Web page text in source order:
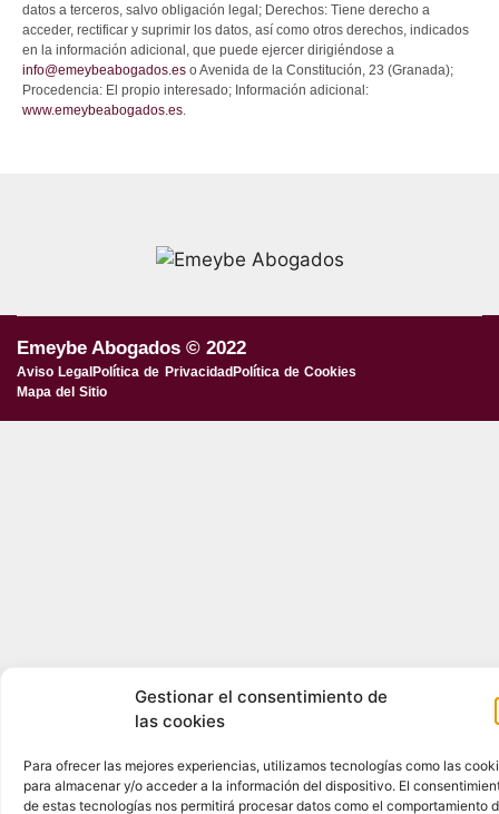
Gestionar el consentimiento de
las cookies
Para ofrecer las mejores experiencias, utilizamos tecnologías como las
para almacenar y/o acceder a la información del dispositivo. El
de estas tecnologías nos permitirá procesar datos como el comportamiento
datos a terceros, salvo obligación legal; Derechos: Tiene derecho a
acceder, rectificar y suprimir los datos, así como otros derechos, indicados
en la información adicional, que puede ejercer dirigiéndose a
info@emeybeabogados.es o Avenida de la Constitución, 23 (Granada);
Procedencia: El propio interesado; Información adicional:
www.emeybeabogados.es
Emeybe Abogados © 2022
Aviso Legal Política de Privacidad Política de Cookies
Mapa del Sitio